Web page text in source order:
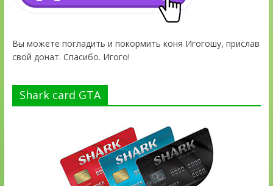
Вы можете погладить и покормить коня Игогошу, прислав
свой донат. Спасибо. Игого!
Shark card GTA